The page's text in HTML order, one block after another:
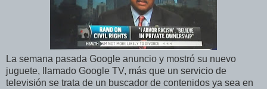
La semana pasada Google anuncio y mostró su nuevo
juguete, llamado Google TV, más que un servicio de
televisión se trata de un buscador de contenidos ya sea en